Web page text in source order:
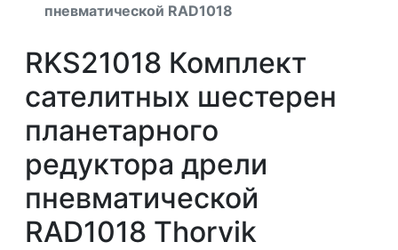
пневматической RAD1018
RKS21018 Комплект
сателитных шестерен
планетарного
редуктора дрели
пневматической
RAD1018 Thorvik